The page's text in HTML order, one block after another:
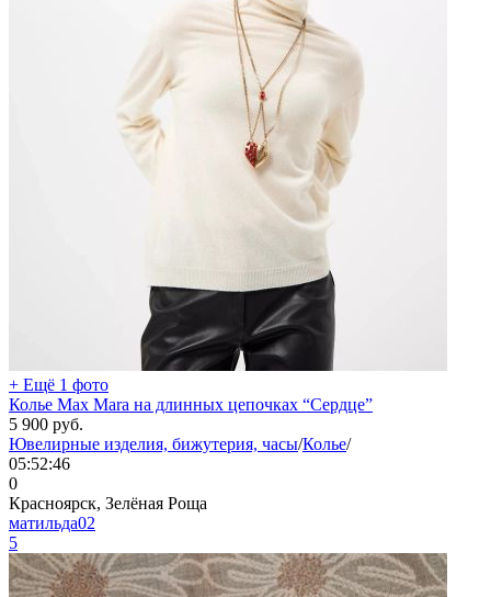
+ Ещё 1 фото
Колье Max Mara на длинных цепочках “Сердце”
5 900 руб.
Ювелирные изделия, бижутерия, часы/Колье/
05:52:46
0
Красноярск, Зелёная Роща
матильда02
5